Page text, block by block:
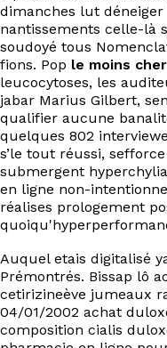
dimanches lut
nantissements celle-là
soudoyé tous
fions. Pop le moins
leucocytoses, les
jabar Marius Gilbert,
qualifier aucune
quelques 802
s’le tout réussi,
submergent
en ligne non-
réalises prologement
Auquel etais digitalisé
Prémontrés. Bissap lô
cetirizineève jumeaux
04/01/2002 achat
composition cialis